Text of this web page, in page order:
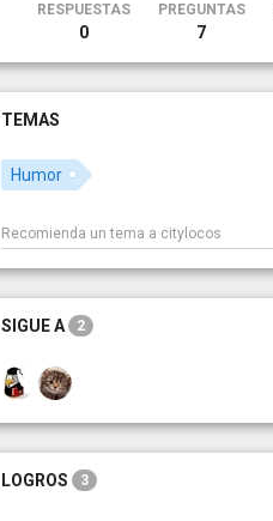
RESPUESTAS
0
PREGUNTAS
7
TEMAS
Humor
SIGUE A 2
LOGROS 3